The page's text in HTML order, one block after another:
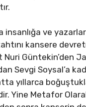
insanlığa ve
kansere
Güntekin’den
Sevgi Soysal’a
yıllarca
Yine Metafor